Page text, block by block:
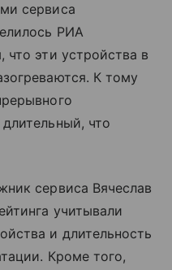
сервиса
РИА
эти устройства в
К тому
что
сервиса Вячеслав
учитывали
и длительность
Кроме того,